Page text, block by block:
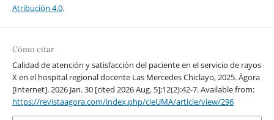
Atribución 4.0.
Cómo citar
Calidad de atención y satisfacción del paciente en el servicio de rayos
X en el hospital regional docente Las Mercedes Chiclayo, 2025. Ágora
[Internet]. 2026 Jan. 30 [cited 2026 Aug. 5];12(2):42-7. Available from:
https://revistaagora.com/index.php/cieUMA/article/view/296